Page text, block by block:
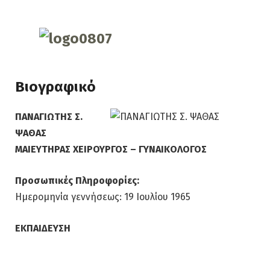
Βιογραφικό
ΠΑΝΑΓΙΩΤΗΣ Σ.
ΨΑΘΑΣ
ΜΑΙΕΥΤΗΡΑΣ ΧΕΙΡΟΥΡΓΟΣ – ΓΥΝΑΙΚΟΛΟΓΟΣ
Προσωπικές Πληροφορίες:
Ημερομηνία γεννήσεως: 19 Ιουλίου 1965
ΕΚΠΑΙΔΕΥΣΗ